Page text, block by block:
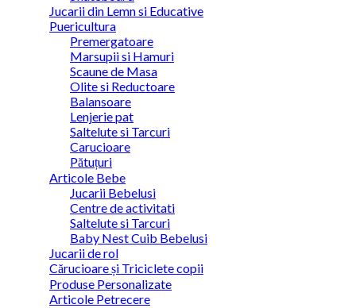
Jucarii din Lemn si Educative
Puericultura
Premergatoare
Marsupii si Hamuri
Scaune de Masa
Olite si Reductoare
Balansoare
Lenjerie pat
Saltelute si Tarcuri
Carucioare
Pătuțuri
Articole Bebe
Jucarii Bebelusi
Centre de activitati
Saltelute si Tarcuri
Baby Nest Cuib Bebelusi
Jucarii de rol
Cărucioare și Triciclete copii
Produse Personalizate
Articole Petrecere